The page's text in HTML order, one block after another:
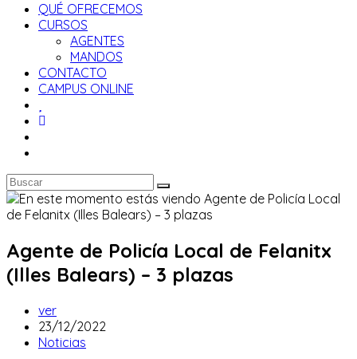
QUÉ OFRECEMOS
CURSOS
AGENTES
MANDOS
CONTACTO
CAMPUS ONLINE
Agente de Policía Local de Felanitx
(Illes Balears) – 3 plazas
Autor
de
la
ver
Publicación
de
23/12/2022
Categoría
Noticias